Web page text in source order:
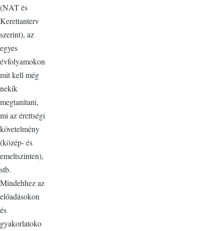
(NAT és
Kerettanterv
szerint), az
egyes
évfolyamokon
mit kell még
nekik
megtanítani,
mi az érettségi
követelmény
(közép- és
emeltszinten),
stb.
Mindehhez az
előadásokon
és
gyakorlatoko